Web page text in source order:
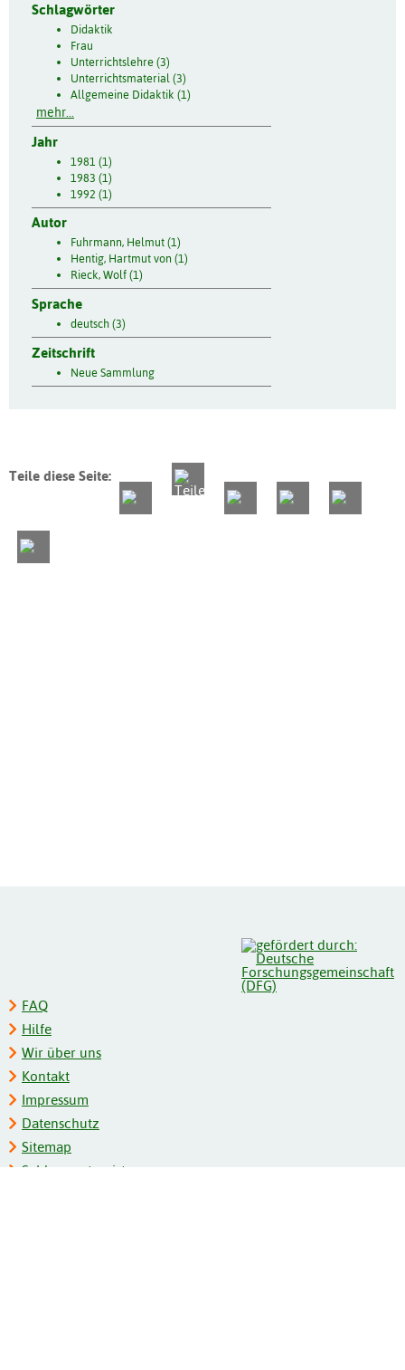
Schlagwörter
Didaktik
Frau
Unterrichtslehre (3)
Unterrichtsmaterial (3)
Allgemeine Didaktik (1)
mehr...
Jahr
1981 (1)
1983 (1)
1992 (1)
Autor
Fuhrmann, Helmut (1)
Hentig, Hartmut von (1)
Rieck, Wolf (1)
Sprache
deutsch (3)
Zeitschrift
Neue Sammlung
Teile diese Seite:
FAQ
Hilfe
Wir über uns
Kontakt
Impressum
Datenschutz
Sitemap
Schlagwortregister